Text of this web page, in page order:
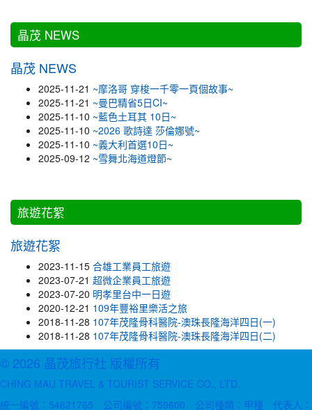
晶茂 NEWS
晶茂 NEWS
2025-11-21 ~摩洛哥 穿梭一千零一頁個故事~
2025-11-21 ~曼巴精省5日CI~
2025-11-10 ~藍色土耳其 10日~
2025-11-10 ~2026 歌詩達 莎倫娜號~
2025-11-10 ~義大利首選10日~
2025-09-12 ~雪舞北海道燈節~
旅遊花絮
旅遊花絮
2023-11-15 合雄工業員工旅遊
2023-07-21 超微企業員工旅遊
2023-07-20 明孝里台中一日遊
2020-12-21 109年豐裕里樂活之旅
2018-11-28 107年茂隆骨科醫院-澳珠長隆海洋四日(一)
2018-11-28 107年茂隆骨科醫院-澳珠長隆海洋四日(二)
© 2026 晶茂旅行社 版權所有
CHING MAU TRAVEL & TOURIST SERVICE CO., LTD.
統一編號：54621765 公司編號：759600 公司種類：甲種 代表人：